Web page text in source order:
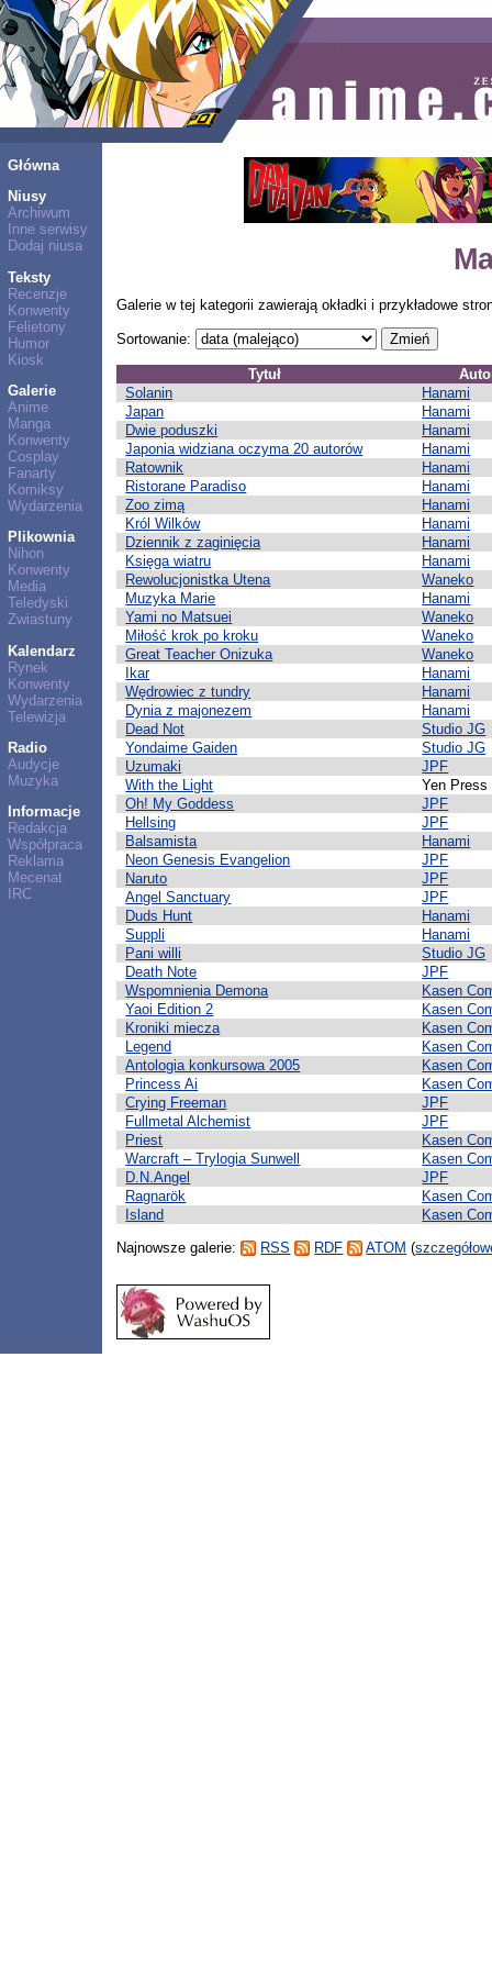
Główna
Niusy
Archiwum
Inne serwisy
Dodaj niusa
Teksty
Recenzje
Konwenty
Felietony
Humor
Kiosk
Galerie
Anime
Manga
Konwenty
Cosplay
Fanarty
Komiksy
Wydarzenia
Plikownia
Nihon
Konwenty
Media
Teledyski
Zwiastuny
Kalendarz
Rynek
Konwenty
Wydarzenia
Telewizja
Radio
Audycje
Muzyka
Informacje
Redakcja
Współpraca
Reklama
Mecenat
IRC
Galerie w tej kategorii zawierają okładki i przykładowe
Sortowanie:
Tytuł
Solanin
Hanami
Japan
Hanami
Dwie poduszki
Hanami
Japonia widziana oczyma 20 autorów
Hanami
Ratownik
Hanami
Ristorane Paradiso
Hanami
Zoo zimą
Hanami
Król Wilków
Hanami
Dziennik z zaginięcia
Hanami
Księga wiatru
Hanami
Rewolucjonistka Utena
Waneko
Muzyka Marie
Hanami
Yami no Matsuei
Waneko
Miłość krok po kroku
Waneko
Great Teacher Onizuka
Waneko
Ikar
Hanami
Wędrowiec z tundry
Hanami
Dynia z majonezem
Hanami
Dead Not
Studio JG
Yondaime Gaiden
Studio JG
Uzumaki
JPF
With the Light
Yen Press
Oh! My Goddess
JPF
Hellsing
JPF
Balsamista
Hanami
Neon Genesis Evangelion
JPF
Naruto
JPF
Angel Sanctuary
JPF
Duds Hunt
Hanami
Suppli
Hanami
Pani willi
Studio JG
Death Note
JPF
Wspomnienia Demona
Kasen
Yaoi Edition 2
Kasen
Kroniki miecza
Kasen
Legend
Kasen
Antologia konkursowa 2005
Kasen
Princess Ai
Kasen
Crying Freeman
JPF
Fullmetal Alchemist
JPF
Priest
Kasen
Warcraft – Trylogia Sunwell
Kasen
D.N.Angel
JPF
Ragnarök
Kasen
Island
Kasen
Najnowsze galerie:
RSS RDF ATOM (